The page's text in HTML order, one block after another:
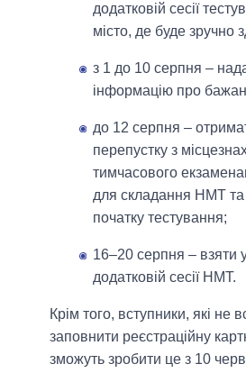
додатковій сесії
місто, де буде зручно
з 1 до 10 серпня –
інформацію про
до 12 серпня –
перепустку з
тимчасового
для складання НМТ
початку тестування;
16–20 серпня – взяти
додатковій сесії НМТ.
Крім того, вступники, які не
заповнити реєстраційну
зможуть зробити це з 10